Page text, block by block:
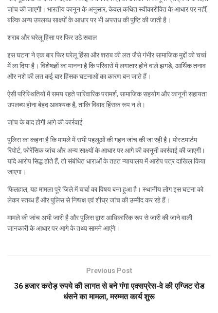
जांच की जाएगी। भारतीय कानून के अनुसार, केवल कथित स्वीकारोक्ति के आधार पर नहीं,
बल्कि अन्य उपलब्ध साक्ष्यों के आधार पर भी अपराध की पुष्टि की जाती है।
शराब और घरेलू हिंसा पर फिर उठे सवाल
इस घटना ने एक बार फिर घरेलू हिंसा और शराब की लत जैसे गंभीर सामाजिक मुद्दों को चर्चा
में ला दिया है। विशेषज्ञों का मानना है कि परिवारों में लगातार होने वाले झगड़े, आर्थिक तनाव
और नशे की लत कई बार हिंसक घटनाओं का कारण बन जाते हैं।
ऐसी परिस्थितियों में समय रहते पारिवारिक परामर्श, सामाजिक सहयोग और कानूनी सहायता
उपलब्ध होना बेहद आवश्यक है, ताकि विवाद हिंसक रूप न ले।
जांच के बाद होगी आगे की कार्रवाई
पुलिस का कहना है कि मामले में सभी पहलुओं की गहन जांच की जा रही है। पोस्टमार्टम
रिपोर्ट, फोरेंसिक जांच और अन्य साक्ष्यों के आधार पर आगे की कानूनी कार्रवाई की जाएगी।
यदि आरोप सिद्ध होते हैं, तो संबंधित धाराओं के तहत न्यायालय में आरोप पत्र दाखिल किया
जाएगा।
फिलहाल, यह मामला पूरे जिले में चर्चा का विषय बना हुआ है। स्थानीय लोग इस घटना को
लेकर स्तब्ध हैं और पुलिस से निष्पक्ष एवं शीघ्र जांच की उम्मीद कर रहे हैं।
मामले की जांच अभी जारी है और पुलिस द्वारा आधिकारिक रूप से जारी की जाने वाली
जानकारी के आधार पर आगे के तथ्य सामने आएंगे।
Previous Post
36 हजार करोड़ रुपये की लागत से बने गंगा एक्सप्रेस-वे की एग्जिट रोड
धंसने का मामला, मरम्मत कार्य शुरू